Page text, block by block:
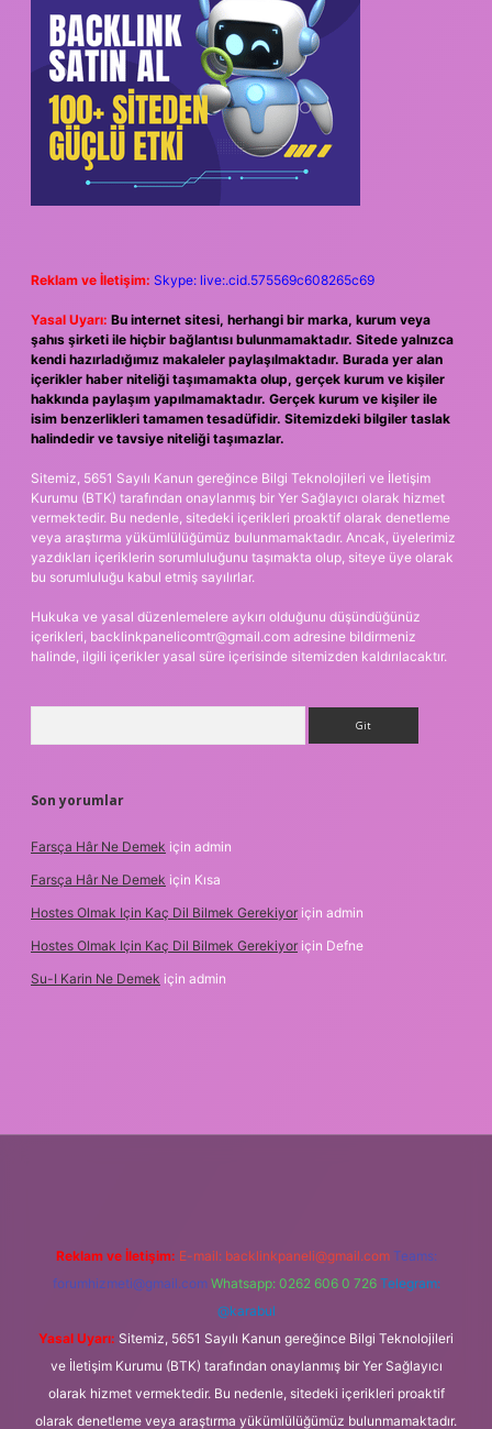
Reklam ve İletişim: Skype: live:.cid.575569c608265c69
Yasal Uyarı: Bu internet sitesi, herhangi bir marka, kurum veya
şahıs şirketi ile hiçbir bağlantısı bulunmamaktadır. Sitede yalnızca
kendi hazırladığımız makaleler paylaşılmaktadır. Burada yer alan
içerikler haber niteliği taşımamakta olup, gerçek kurum ve kişiler
hakkında paylaşım yapılmamaktadır. Gerçek kurum ve kişiler ile
isim benzerlikleri tamamen tesadüfidir. Sitemizdeki bilgiler taslak
halindedir ve tavsiye niteliği taşımazlar.
Sitemiz, 5651 Sayılı Kanun gereğince Bilgi Teknolojileri ve İletişim
Kurumu (BTK) tarafından onaylanmış bir Yer Sağlayıcı olarak hizmet
vermektedir. Bu nedenle, sitedeki içerikleri proaktif olarak denetleme
veya araştırma yükümlülüğümüz bulunmamaktadır. Ancak, üyelerimiz
yazdıkları içeriklerin sorumluluğunu taşımakta olup, siteye üye olarak
bu sorumluluğu kabul etmiş sayılırlar.
Hukuka ve yasal düzenlemelere aykırı olduğunu düşündüğünüz
içerikleri, backlinkpanelicomtr@gmail.com adresine bildirmeniz
halinde, ilgili içerikler yasal süre içerisinde sitemizden kaldırılacaktır.
Son yorumlar
Farsça Hâr Ne Demek için admin
Farsça Hâr Ne Demek için Kısa
Hostes Olmak Için Kaç Dil Bilmek Gerekiyor için admin
Hostes Olmak Için Kaç Dil Bilmek Gerekiyor için Defne
Su-I Karin Ne Demek için admin
Reklam ve İletişim: E-mail: backlinkpaneli@gmail.com Teams:
forumhizmeti@gmail.com Whatsapp: 0262 606 0 726 Telegram:
@karabul
Yasal Uyarı: Sitemiz, 5651 Sayılı Kanun gereğince Bilgi Teknolojileri
ve İletişim Kurumu (BTK) tarafından onaylanmış bir Yer Sağlayıcı
olarak hizmet vermektedir. Bu nedenle, sitedeki içerikleri proaktif
olarak denetleme veya araştırma yükümlülüğümüz bulunmamaktadır.